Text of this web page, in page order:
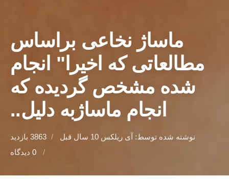
ماساژ نخاعی براساس
مطالعاتی که اخیرا" انجام
شده مشخص گردیده که
انجام ماساژبه دلیل..
نوشته شده توسط: آی ریلکس 10 سال قبل
3863 بازدید
0 دیدگاه